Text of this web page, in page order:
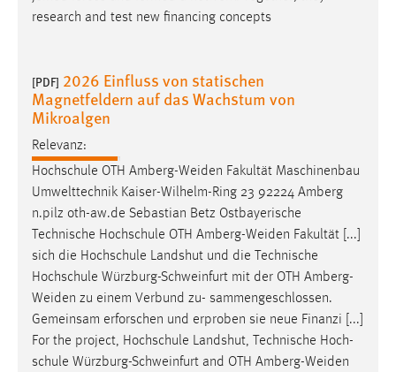
research and test new financing concepts
[PDF] 2026 Einfluss von statischen
Magnetfeldern auf das Wachstum von
Mikroalgen
Relevanz:
Hochschule OTH Amberg-Weiden Fakultät Maschinenbau
Umwelttechnik Kaiser-Wilhelm-Ring 23 92224 Amberg
n.pilz oth-aw.de Sebastian Betz Ostbayerische
Technische Hochschule OTH Amberg-Weiden Fakultät [...]
sich die Hochschule Landshut und die Technische
Hochschule Würzburg-Schweinfurt mit der OTH Amberg-
Weiden zu einem Verbund zu- sammengeschlossen.
Gemeinsam erforschen und erproben sie neue Finanzi [...]
For the project, Hochschule Landshut, Technische Hoch-
schule Würzburg-Schweinfurt and OTH Amberg-Weiden